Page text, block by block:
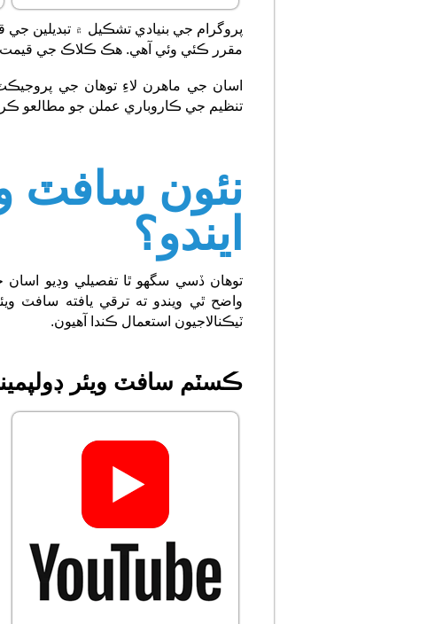
پروگرام جي بنيادي تشڪيل ۾
مقرر ڪئي وئي آھي. هڪ ڪلاڪ جي قيمت
اسان جي ماهرن لاءِ توھان جي
تنظيم جي ڪاروباري عملن جو مطالعو
نئون سافٽ
ايندو؟
توھان ڏسي سگھو ٿا تفصيلي وڊيو
واضح ٿي ويندو ته ترقي يافته سافٽ
ٽيڪنالاجيون استعمال ڪندا آهيون.
ڪسٽم سافٽ ويئر